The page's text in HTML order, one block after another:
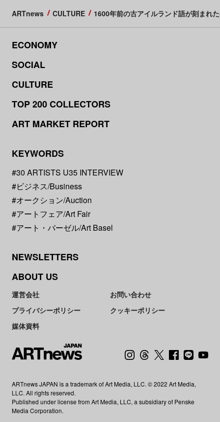
ARTnews CULTURE 1600年前の古アイルランド語が刻まれ
ECONOMY
SOCIAL
CULTURE
TOP 200 COLLECTORS
ART MARKET REPORT
KEYWORDS
#30 ARTISTS U35 INTERVIEW
#ビジネス/Business
#オークション/Auction
#アートフェア/Art Fair
#アート・バーゼル/Art Basel
NEWSLETTERS
ABOUT US
運営会社
お問い合わせ
プライバシーポリシー
クッキーポリシー
媒体資料
ARTnews JAPAN is a trademark of Art Media, LLC. © 2022 Art Media,
LLC. All rights reserved.
Published under license from Art Media, LLC, a subsidiary of Penske
Media Corporation.